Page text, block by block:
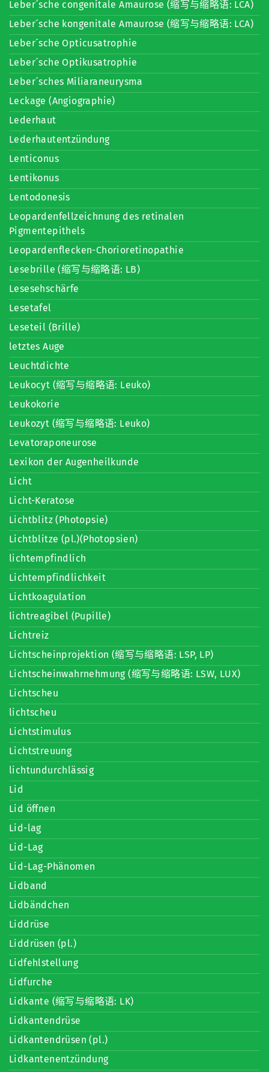
Leber´sche congenitale Amaurose (缩写与缩略语: LCA)
Leber´sche kongenitale Amaurose (缩写与缩略语: LCA)
Leber´sche Opticusatrophie
Leber´sche Optikusatrophie
Leber´sches Miliaraneurysma
Leckage (Angiographie)
Lederhaut
Lederhautentzündung
Lenticonus
Lentikonus
Lentodonesis
Leopardenfellzeichnung des retinalen
Pigmentepithels
Leopardenflecken-Chorioretinopathie
Lesebrille (缩写与缩略语: LB)
Lesesehschärfe
Lesetafel
Leseteil (Brille)
letztes Auge
Leuchtdichte
Leukocyt (缩写与缩略语: Leuko)
Leukokorie
Leukozyt (缩写与缩略语: Leuko)
Levatoraponeurose
Lexikon der Augenheilkunde
Licht
Licht-Keratose
Lichtblitz (Photopsie)
Lichtblitze (pl.)(Photopsien)
lichtempfindlich
Lichtempfindlichkeit
Lichtkoagulation
lichtreagibel (Pupille)
Lichtreiz
Lichtscheinprojektion (缩写与缩略语: LSP, LP)
Lichtscheinwahrnehmung (缩写与缩略语: LSW, LUX)
Lichtscheu
lichtscheu
Lichtstimulus
Lichtstreuung
lichtundurchlässig
Lid
Lid öffnen
Lid-lag
Lid-Lag
Lid-Lag-Phänomen
Lidband
Lidbändchen
Liddrüse
Liddrüsen (pl.)
Lidfehlstellung
Lidfurche
Lidkante (缩写与缩略语: LK)
Lidkantendrüse
Lidkantendrüsen (pl.)
Lidkantenentzündung